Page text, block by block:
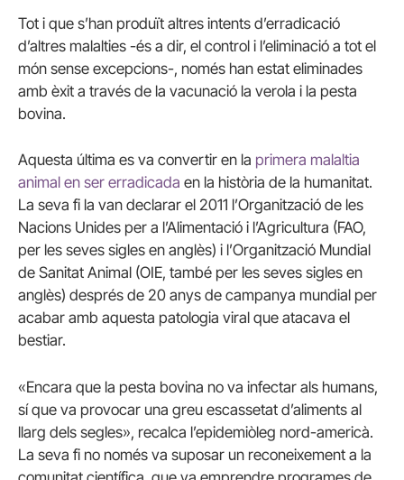
Tot i que s’han produït altres intents d’erradicació
d’altres malalties -és a dir, el control i l’eliminació a tot el
món sense excepcions-, només han estat eliminades
amb èxit a través de la vacunació la verola i la pesta
bovina.
Aquesta última es va convertir en la primera malaltia
animal en ser erradicada en la història de la humanitat.
La seva fi la van declarar el 2011 l’Organització de les
Nacions Unides per a l’Alimentació i l’Agricultura (FAO,
per les seves sigles en anglès) i l’Organització Mundial
de Sanitat Animal (OIE, també per les seves sigles en
anglès) després de 20 anys de campanya mundial per
acabar amb aquesta patologia viral que atacava el
bestiar.
«Encara que la pesta bovina no va infectar als humans,
sí que va provocar una greu escassetat d’aliments al
llarg dels segles», recalca l’epidemiòleg nord-americà.
La seva fi no només va suposar un reconeixement a la